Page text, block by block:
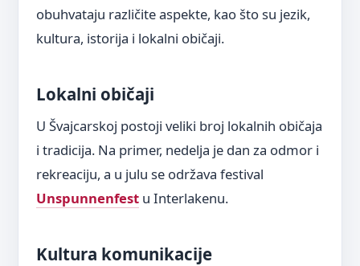
obuhvataju različite aspekte, kao što su jezik,
kultura, istorija i lokalni običaji.
Lokalni običaji
U Švajcarskoj postoji veliki broj lokalnih običaja
i tradicija. Na primer, nedelja je dan za odmor i
rekreaciju, a u julu se održava festival
Unspunnenfest u Interlakenu.
Kultura komunikacije